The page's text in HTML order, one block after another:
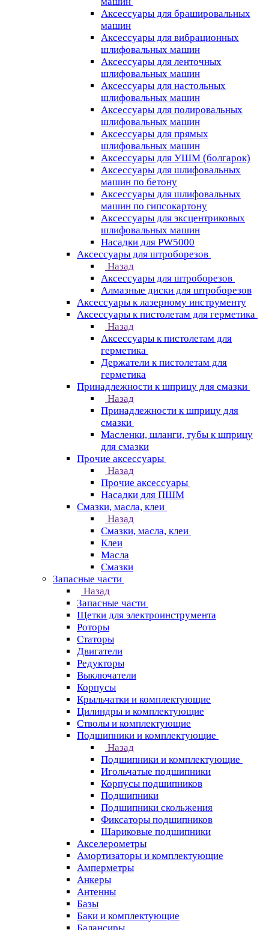
Аксессуары для брашировальных
машин
Аксессуары для вибрационных
шлифовальных машин
Аксессуары для ленточных
шлифовальных машин
Аксессуары для настольных
шлифовальных машин
Аксессуары для полировальных
шлифовальных машин
Аксессуары для прямых
шлифовальных машин
Аксессуары для УШМ (болгарок)
Аксессуары для шлифовальных
машин по бетону
Аксессуары для шлифовальных
машин по гипсокартону
Аксессуары для эксцентриковых
шлифовальных машин
Насадки для PW5000
Аксессуары для штроборезов
Назад
Аксессуары для штроборезов
Алмазные диски для штроборезов
Аксессуары к лазерному инструменту
Аксессуары к пистолетам для герметика
Назад
Аксессуары к пистолетам для
герметика
Держатели к пистолетам для
герметика
Принадлежности к шприцу для смазки
Назад
Принадлежности к шприцу для
смазки
Масленки, шланги, тубы к шприцу
для смазки
Прочие аксессуары
Назад
Прочие аксессуары
Насадки для ПШМ
Смазки, масла, клеи
Назад
Смазки, масла, клеи
Клеи
Масла
Смазки
Запасные части
Назад
Запасные части
Щетки для электроинструмента
Роторы
Статоры
Двигатели
Редукторы
Выключатели
Корпусы
Крыльчатки и комплектующие
Цилиндры и комплектующие
Стволы и комплектующие
Подшипники и комплектующие
Назад
Подшипники и комплектующие
Игольчатые подшипники
Корпусы подшипников
Подшипники
Подшипники скольжения
Фиксаторы подшипников
Шариковые подшипники
Акселерометры
Амортизаторы и комплектующие
Амперметры
Анкеры
Антенны
Базы
Баки и комплектующие